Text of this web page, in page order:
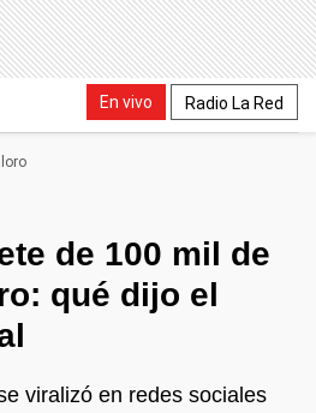
En vivo Radio La Red
de 100 mil de
qué dijo el
viralizó en redes sociales